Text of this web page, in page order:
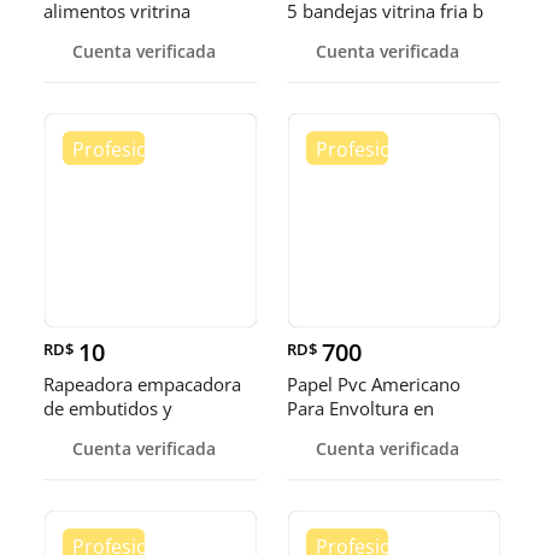
alimentos vritrina
Cuenta verificada
5 bandejas vitrina fria b
Cuenta verificada
RD$ 10
Rapeadora empacadora
de embutidos y
Cuenta verificada
RD$ 700
Papel Pvc Americano
Para Envoltura en
pulgadas
Cuenta verificada